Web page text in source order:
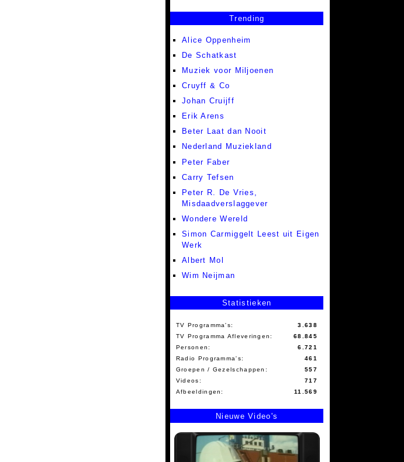
Trending
Alice Oppenheim
De Schatkast
Muziek voor Miljoenen
Cruyff & Co
Johan Cruijff
Erik Arens
Beter Laat dan Nooit
Nederland Muziekland
Peter Faber
Carry Tefsen
Peter R. De Vries,
Misdaadverslaggever
Wondere Wereld
Simon Carmiggelt Leest uit Eigen
Werk
Albert Mol
Wim Neijman
Statistieken
TV Programma's:
3.638
TV Programma Afleveringen:
68.845
Personen:
6.721
Radio Programma's:
461
Groepen / Gezelschappen:
557
Videos:
717
Afbeeldingen:
11.569
Nieuwe Video's